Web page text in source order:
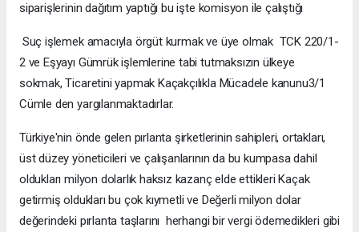
siparişlerinin dağıtım yaptığı bu işte komisyon ile çalıştığı
Suç işlemek amacıyla örgüt kurmak ve üye olmak TCK 220/1-
2 ve Eşyayı Gümrük işlemlerine tabi tutmaksızın ülkeye
sokmak, Ticaretini yapmak Kaçakçılıkla Mücadele kanunu3/1
Cümle den yargılanmaktadırlar.
Türkiye'nin önde gelen pırlanta şirketlerinin sahipleri, ortakları,
üst düzey yöneticileri ve çalışanlarının da bu kumpasa dahil
oldukları milyon dolarlık haksız kazanç elde ettikleri Kaçak
getirmiş oldukları bu çok kıymetli ve Değerli milyon dolar
değerindeki pırlanta taşlarını herhangi bir vergi ödemedikleri gibi